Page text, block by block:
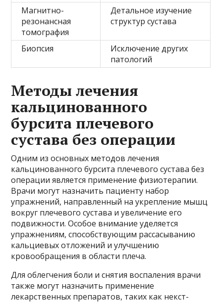
Магнитно-
резонансная
томография
Детальное изучение
структур сустава
Биопсия
Исключение других
патологий
Методы лечения
кальцинованного
бурсита плечевого
сустава без операции
Одним из основных методов лечения
кальцинованного бурсита плечевого сустава без
операции является применение физиотерапии.
Врачи могут назначить пациенту набор
упражнений, направленный на укрепление мышц
вокруг плечевого сустава и увеличение его
подвижности. Особое внимание уделяется
упражнениям, способствующим рассасыванию
кальциевых отложений и улучшению
кровообращения в области плеча.
Для облегчения боли и снятия воспаления врачи
также могут назначить применение
лекарственных препаратов, таких как некст-